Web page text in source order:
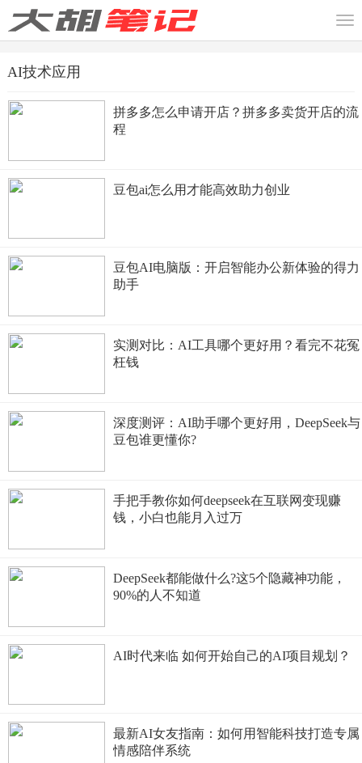
AI技术应用
拼多多怎么申请开店？拼多多卖货开店的流
程
豆包ai怎么用才能高效助力创业
豆包AI电脑版：开启智能办公新体验的得力
助手
实测对比：AI工具哪个更好用？看完不花冤
枉钱
深度测评：AI助手哪个更好用，DeepSeek与
豆包谁更懂你?
手把手教你如何deepseek在互联网变现赚
钱，小白也能月入过万
DeepSeek都能做什么?这5个隐藏神功能，
90%的人不知道
AI时代来临 如何开始自己的AI项目规划？
最新AI女友指南：如何用智能科技打造专属
情感陪伴系统